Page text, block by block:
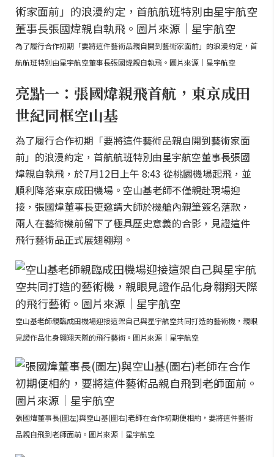
為了履行合作初期「要將這件藝術品親自開到藝術家面前」的浪漫約定，首
航航班特別由星宇航空董事長張國煒親自執飛。圖片來源｜星宇航空
亮點一：張國煒親飛首航，東京成田
世紀同框空山基
為了履行合作初期「要將這件藝術品親自開到藝術家面
前」的浪漫約定，首航航班特別由星宇航空董事長張國
煒親自執飛，於7月12日上午 8:43 從桃園機場起飛，並
順利降落東京成田機場。空山基老師不僅親赴現場迎
接，張國煒董事長更邀請大師於機艙內親筆簽名落款，
兩人在藝術機前留下了極具歷史意義的合影，見證這件
飛行藝術品正式展翅翱翔。
空山基老師親臨成田機場迎接這架自己與星宇航空共同打造的藝術機，親眼
見證作品化身翱翔天際的飛行藝術。圖片來源｜星宇航空
張國煒董事長(圖左)與空山基(圖右)老師在合作初期便相約，要將這件藝術
品親自飛到老師面前。圖片來源｜星宇航空